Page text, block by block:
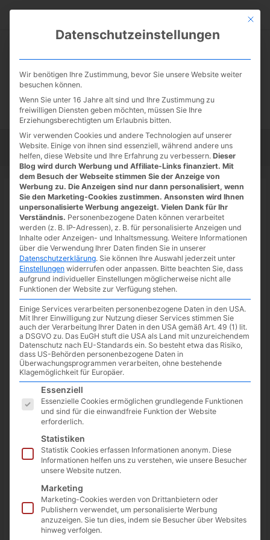
Startseite Tipps Tutorials Tests
Startseite»News
Stranger Things: Spin-off und
Bühnenstück geplant
08.07.2022/ VonSpoonie/Schreibe einen Kommentar
minute of reading
Brüder an einemLive-Action-Spin-Off von Stranger Things
und einemBühnenstückarbeiten. Wir werden in naher
Zukunft bestimmt noch mehr darüber erfahren. Eine
Stranger Thingsist ja auch schon sicher.
Mit
Datenschutzeinstellungen
Wir benötigen Ihre Zustimmung, bevor Sie unsere Website weiter
besuchen können.
Wenn Sie unter 16 Jahre alt sind und Ihre Zustimmung zu
freiwilligen Diensten geben möchten, müssen Sie Ihre
Erziehungsberechtigten um Erlaubnis bitten.
Wir verwenden Cookies und andere Technologien auf unserer
Website. Einige von ihnen sind essenziell, während andere uns
helfen, diese Website und Ihre Erfahrung zu verbessern. Dieser
Blog wird durch Werbung und Affiliate-Links finanziert. Mit
dem Besuch der Webseite stimmen Sie der Anzeige von
Werbung zu. Die Anzeigen sind nur dann personalisiert, wenn
Sie den Marketing-Cookies zustimmen. Ansonsten wird Ihnen
unpersonalisierte Werbung angezeigt. Vielen Dank für Ihr
Verständnis. Personenbezogene Daten können verarbeitet
werden (z. B. IP-Adressen), z. B. für personalisierte Anzeigen und
Inhalte oder Anzeigen- und Inhaltsmessung. Weitere Informationen
über die Verwendung Ihrer Daten finden Sie in unserer
Datenschutzerklärung. Sie können Ihre Auswahl jederzeit unter
Einstellungen widerrufen oder anpassen. Bitte beachten Sie, dass
aufgrund individueller Einstellungen möglicherweise nicht alle
Funktionen der Website zur Verfügung stehen.
Einige Services verarbeiten personenbezogene Daten in den USA.
Mit Ihrer Einwilligung zur Nutzung dieser Services stimmen Sie
auch der Verarbeitung Ihrer Daten in den USA gemäß Art. 49 (1) lit.
a DSGVO zu. Das EuGH stuft die USA als Land mit unzureichendem
Datenschutz nach EU-Standards ein. So besteht etwa das Risiko,
dass US-Behörden personenbezogene Daten in
Überwachungsprogrammen verarbeiten, ohne bestehende
Klagemöglichkeit für Europäer.
Es folgt eine Liste der Service-Gruppen, für die eine
Essenziell
Essenzielle Cookies ermöglichen grundlegende Funktionen
und sind für die einwandfreie Funktion der Website
erforderlich.
Statistiken
Statistik Cookies erfassen Informationen anonym. Diese
Informationen helfen uns zu verstehen, wie unsere Besucher
unsere Website nutzen.
Marketing
Marketing-Cookies werden von Drittanbietern oder
Publishern verwendet, um personalisierte Werbung
anzuzeigen. Sie tun dies, indem sie Besucher über Websites
hinweg verfolgen.